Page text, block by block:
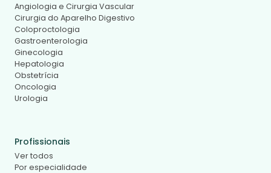
Angiologia e Cirurgia Vascular
Cirurgia do Aparelho Digestivo
Coloproctologia
Gastroenterologia
Ginecologia
Hepatologia
Obstetrícia
Oncologia
Urologia
Profissionais
Ver todos
Por especialidade